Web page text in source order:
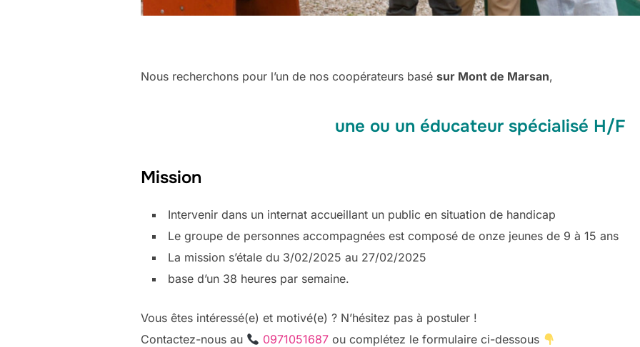
Nous recherchons pour l’un de nos coopérateurs basé sur Mont de Marsan,
une ou un éducateur spécialisé H/F
Mission
Intervenir dans un internat accueillant un public en situation de handicap
Le groupe de personnes accompagnées est composé de onze jeunes de 9 à 15 ans
La mission s’étale du 3/02/2025 au 27/02/2025
base d’un 38 heures par semaine.
Vous êtes intéressé(e) et motivé(e) ? N’hésitez pas à postuler !
Contactez-nous au
0971051687 ou complétez le formulaire ci-dessous